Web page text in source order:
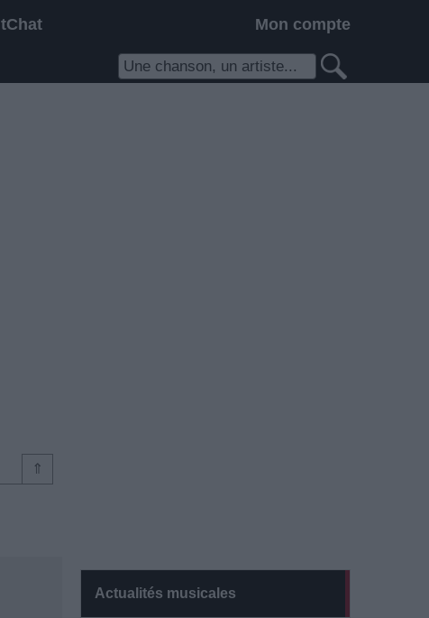
tChat Mon compte
Actualités musicales
⇑